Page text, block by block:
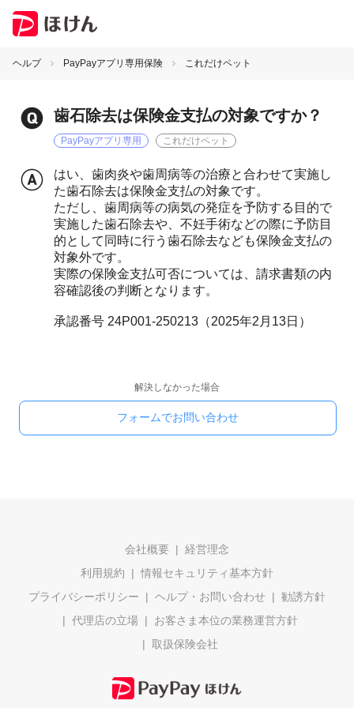
ヘルプ PayPayアプリ専用保険 これだけペット
歯石除去は保険金支払の対象ですか？
PayPayアプリ専用 これだけペット
はい、歯肉炎や歯周病等の治療と合わせて実施し
た歯石除去は保険金支払の対象です。
ただし、歯周病等の病気の発症を予防する目的で
実施した歯石除去や、不妊手術などの際に予防目
的として同時に行う歯石除去なども保険金支払の
対象外です。
実際の保険金支払可否については、請求書類の内
容確認後の判断となります。
承認番号 24P001-250213（2025年2月13日）
解決しなかった場合
フォームでお問い合わせ
会社概要
経営理念
利用規約
情報セキュリティ基本方針
プライバシーポリシー
ヘルプ・お問い合わせ
勧誘方針
代理店の立場
お客さま本位の業務運営方針
取扱保険会社